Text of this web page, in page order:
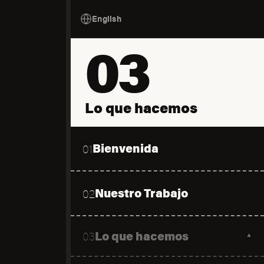
English
03
Lo que hacemos
01Bienvenida
02Nuestro Trabajo
03Lo que hacemos ▼